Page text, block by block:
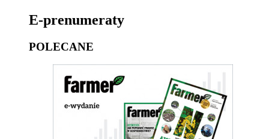
E-prenumeraty
POLECANE